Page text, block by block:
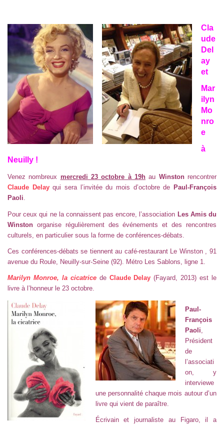
Cla
ude
Del
ay
et
Mar
ilyn
Mo
nro
e
à
Neuilly !
Venez nombreux mercredi 23 octobre à 19h au Winstonrencontrer
Claude Delayqui sera l’invitée du mois d’octobre de Paul-François
Paoli.
Pour ceux qui ne la connaissent pas encore, l’association Les Amis du
Winston organise régulièrement des événements et des rencontres
culturels, en particulier sous la forme de conférences-débats.
Ces conférences-débats se tiennent au café-restaurant Le Winston, 91
avenue du Roule, Neuilly-sur-Seine (92). Métro Les Sablons, ligne 1.
Marilyn Monroe, la cicatricede Claude Delay (Fayard, 2013) est le
livre à l’honneur le 23 octobre.
Paul-
François
Paoli,
Président
de
l’associati
on, y
interviewe
une personnalité chaque mois autour d’un
livre qui vient de paraître.
Écrivain et journaliste au Figaro, il a